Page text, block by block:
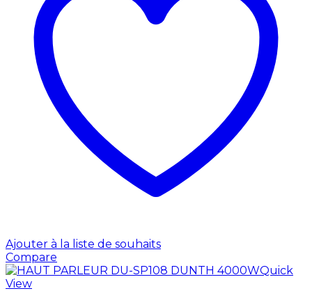
Ajouter à la liste de souhaits
Compare
Quick
View